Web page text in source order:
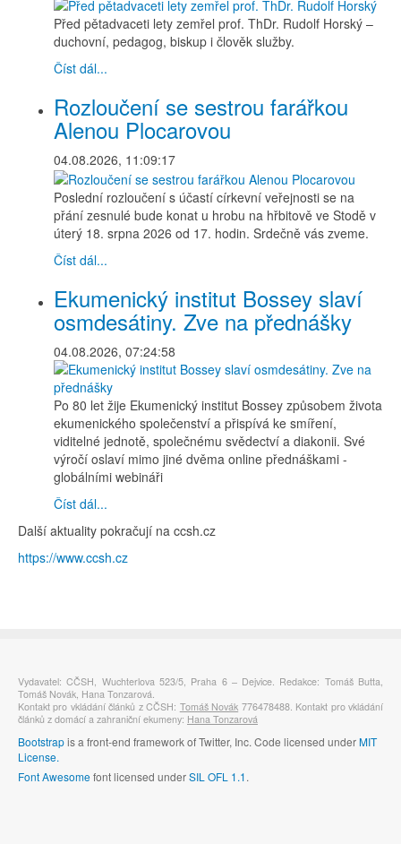
Před pětadvaceti lety zemřel prof. ThDr. Rudolf Horský –
duchovní, pedagog, biskup i člověk služby.
Číst dál...
Rozloučení se sestrou farářkou
Alenou Plocarovou
04.08.2026, 11:09:17
Poslední rozloučení s účastí církevní veřejnosti se na
přání zesnulé bude konat u hrobu na hřbitově ve Stodě v
úterý 18. srpna 2026 od 17. hodin. Srdečně vás zveme.
Číst dál...
Ekumenický institut Bossey slaví
osmdesátiny. Zve na přednášky
04.08.2026, 07:24:58
Po 80 let žije Ekumenický institut Bossey způsobem života
ekumenického společenství a přispívá ke smíření,
viditelné jednotě, společnému svědectví a diakonii. Své
výročí oslaví mimo jiné dvěma online přednáškami -
globálními webináři
Číst dál...
Další aktuality pokračují na ccsh.cz
https://www.ccsh.cz
Vydavatel: CČSH, Wuchterlova 523/5, Praha 6 – Dejvice. Redakce: Tomáš Butta,
Tomáš Novák, Hana Tonzarová.
Kontakt pro vkládání článků z CČSH: Tomáš Novák 776478488. Kontakt pro vkládání
článků z domácí a zahraniční ekumeny: Hana Tonzarová
Bootstrapis a front-end framework of Twitter, Inc. Code licensed underMIT
License.
Font Awesomefont licensed underSIL OFL 1.1.